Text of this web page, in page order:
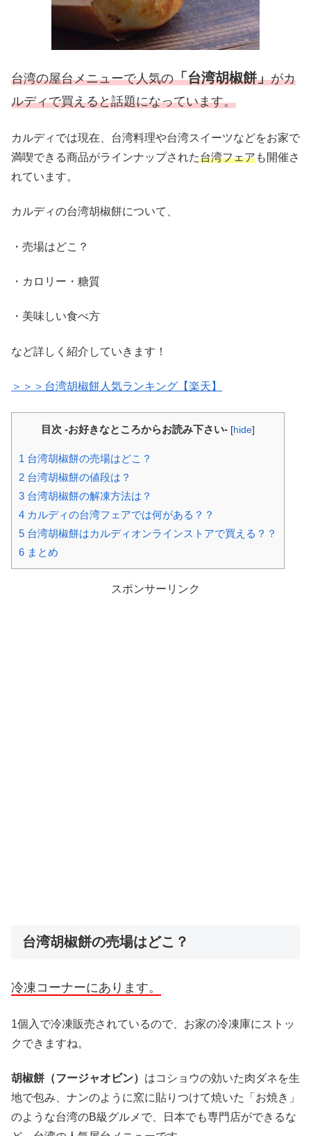
台湾の屋台メニューで人気の「台湾胡椒餅」がカ
ルディで買えると話題になっています。
カルディでは現在、台湾料理や台湾スイーツなどをお家で
満喫できる商品がラインナップされた台湾フェアも開催さ
れています。
カルディの台湾胡椒餅について、
・売場はどこ？
・カロリー・糖質
・美味しい食べ方
など詳しく紹介していきます！
＞＞＞台湾胡椒餅人気ランキング【楽天】
目次 -お好きなところからお読み下さい- [hide]
1 台湾胡椒餅の売場はどこ？
2 台湾胡椒餅の値段は？
3 台湾胡椒餅の解凍方法は？
4 カルディの台湾フェアでは何がある？？
5 台湾胡椒餅はカルディオンラインストアで買える？？
6 まとめ
スポンサーリンク
台湾胡椒餅の売場はどこ？
冷凍コーナーにあります。
1個入で冷凍販売されているので、お家の冷凍庫にストッ
クできますね。
胡椒餅（フージャオビン） はコショウの効いた肉ダネを生
地で包み、ナンのように窯に貼りつけて焼いた「お焼き」
のような台湾のB級グルメで、日本でも専門店ができるな